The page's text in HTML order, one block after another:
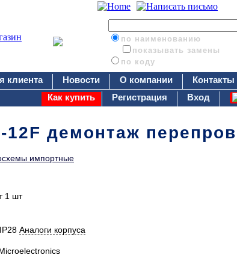
по наименованию
показывать замены
по коду
клиента Новости О компании Контакты
Как купить
Регистрация Вход
12F демонтаж
импортные
1 шт
Аналоги корпуса